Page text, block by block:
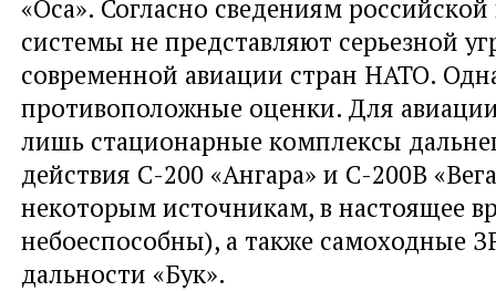
«Оса». Согласно сведениям российской
системы не представляют серьезной
современной авиации стран НАТО.
противоположные оценки. Для
лишь стационарные комплексы
действия С-200 «Ангара» и С-200В
некоторым источникам, в настоящее
небоеспособны), а также самоходные
дальности «Бук».